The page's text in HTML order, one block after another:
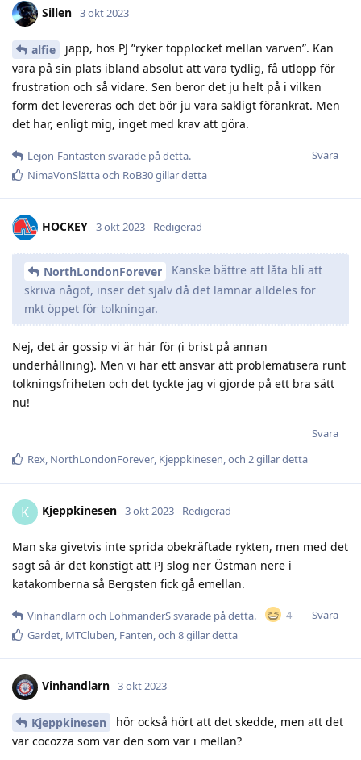
Sillen 3 okt 2023
alfie
japp, hos PJ ”ryker topplocket mellan varven”. Kan
vara på sin plats ibland absolut att vara tydlig, få utlopp för
frustration och så vidare. Sen beror det ju helt på i vilken
form det levereras och det bör ju vara sakligt förankrat. Men
det har, enligt mig, inget med krav att göra.
Svara
Lejon-Fantasten svarade på detta.
NimaVonSlättaoch RoB30gillar detta
HOCKEY 3 okt 2023 Redigerad
NorthLondonForever
Kanske bättre att låta bli att
skriva något, inser det själv då det lämnar alldeles för
mkt öppet för tolkningar.
Nej, det är gossip vi är här för (i brist på annan
underhållning). Men vi har ett ansvar att problematisera runt
tolkningsfriheten och det tyckte jag vi gjorde på ett bra sätt
nu!
Svara
Rex, NorthLondonForever, Kjeppkinesen, och 2gillar detta
K Kjeppkinesen 3 okt 2023 Redigerad
Man ska givetvis inte sprida obekräftade rykten, men med det
sagt så är det konstigt att PJ slog ner Östman nere i
katakomberna så Bergsten fick gå emellan.
4 Svara
Vinhandlarn och LohmanderSsvarade på detta.
Gardet, MTCluben, Fanten, och 8gillar detta
Vinhandlarn 3 okt 2023
Kjeppkinesen
hör också hört att det skedde, men att det
var cocozza som var den som var i mellan?